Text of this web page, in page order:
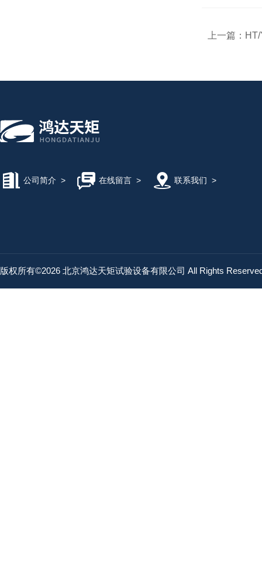
上一篇：
公司简介 > 在线留言> 联系我们 >
版权所有©2026 北京鸿达天矩试验设备有限公司 All Rights